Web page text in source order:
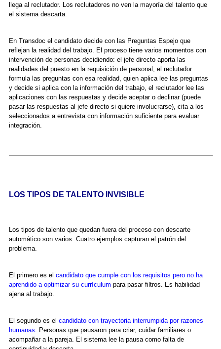
llega al reclutador. Los reclutadores no ven la mayoría del talento que
el sistema descarta.
En Transdoc el candidato decide con las Preguntas Espejo que
reflejan la realidad del trabajo. El proceso tiene varios momentos con
intervención de personas decidiendo: el jefe directo aporta las
realidades del puesto en la requisición de personal, el reclutador
formula las preguntas con esa realidad, quien aplica lee las preguntas
y decide si aplica con la información del trabajo, el reclutador lee las
aplicaciones con las respuestas y decide aceptar o declinar (puede
pasar las respuestas al jefe directo si quiere involucrarse), cita a los
seleccionados a entrevista con información suficiente para evaluar
integración.
LOS TIPOS DE TALENTO INVISIBLE
Los tipos de talento que quedan fuera del proceso con descarte
automático son varios. Cuatro ejemplos capturan el patrón del
problema.
El primero es el candidato que cumple con los requisitos pero no ha
aprendido a optimizar su currículum para pasar filtros. Es habilidad
ajena al trabajo.
El segundo es el candidato con trayectoria interrumpida por razones
humanas. Personas que pausaron para criar, cuidar familiares o
acompañar a la pareja. El sistema lee la pausa como falta de